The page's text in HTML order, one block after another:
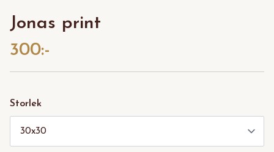
Jonas print
300:-
Storlek